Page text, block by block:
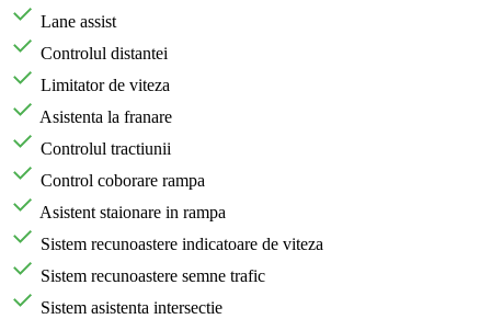
Lane assist
Controlul distantei
Limitator de viteza
Asistenta la franare
Controlul tractiunii
Control coborare rampa
Asistent staionare in rampa
Sistem recunoastere indicatoare de viteza
Sistem recunoastere semne trafic
Sistem asistenta intersectie